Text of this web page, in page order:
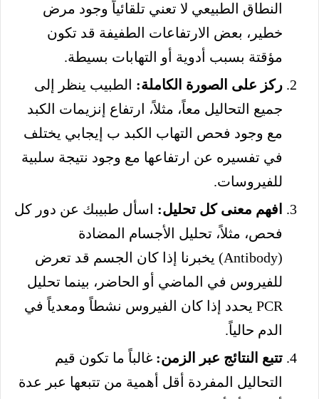
النطاق الطبيعي لا تعني تلقائياً وجود مرض
خطير، بعض الارتفاعات الطفيفة قد تكون
مؤقتة بسبب أدوية أو التهابات بسيطة.
ركز على الصورة الكاملة: الطبيب ينظر إلى
جميع التحاليل معاً، مثلاً، ارتفاع إنزيمات الكبد
مع وجود فحص التهاب الكبد ب إيجابي يختلف
في تفسيره عن ارتفاعها مع وجود نتيجة سلبية
للفيروسات.
افهم معنى كل تحليل: اسأل طبيبك عن دور كل
فحص، مثلاً، تحليل الأجسام المضادة
(Antibody) يخبرنا إذا كان الجسم قد تعرض
للفيروس في الماضي أو الحاضر، بينما تحليل
PCR يحدد إذا كان الفيروس نشطاً ومعدياً في
الدم حالياً.
تتبع النتائج عبر الزمن: غالباً ما تكون قيم
التحاليل المفردة أقل أهمية من تتبعها عبر عدة